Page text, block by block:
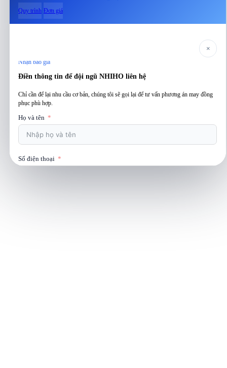
Quy trình Đơn giá
×
Nhận báo giá
Điền thông tin để đội ngũ NHIHO liên hệ
Chỉ cần để lại nhu cầu cơ bản, chúng tôi sẽ gọi lại để tư vấn phương án may đồng
phục phù hợp.
Họ và tên
Số điện thoại